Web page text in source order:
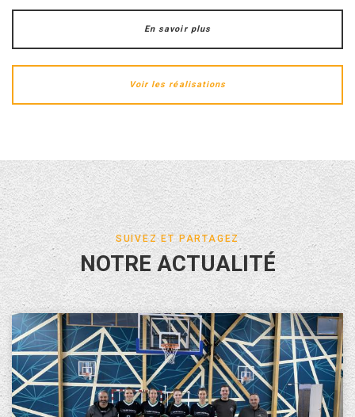
En savoir plus
Voir les réalisations
SUIVEZ ET PARTAGEZ
NOTRE ACTUALITÉ